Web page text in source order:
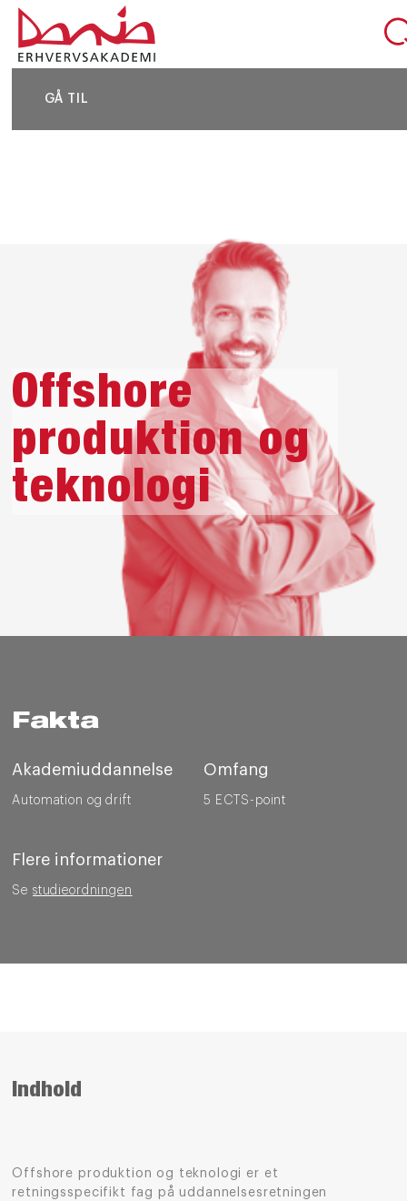
GÅ TIL
DEL SIDEN
Offshore
produktion og
teknologi
Fakta
Akademiuddannelse
Automation og drift
Omfang
5 ECTS-point
Flere informationer
Se studieordningen
Indhold
Offshore produktion og teknologi er et
retningsspecifikt fag på uddannelsesretningen